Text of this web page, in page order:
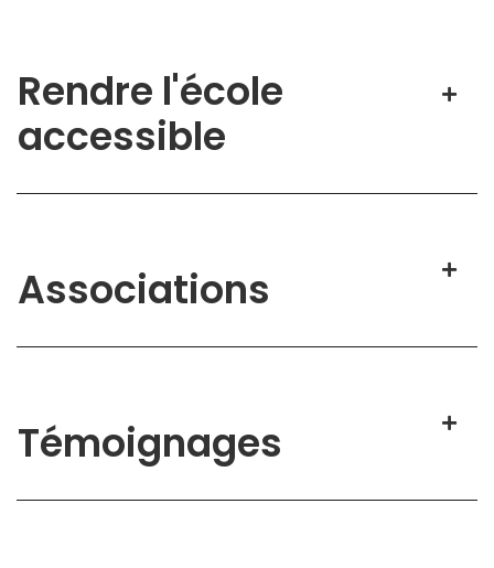
Rendre l'école
accessible
Associations
Témoignages